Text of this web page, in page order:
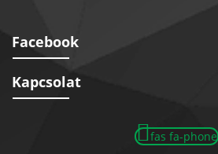
Facebook
Kapcsolat
fas fa-phone